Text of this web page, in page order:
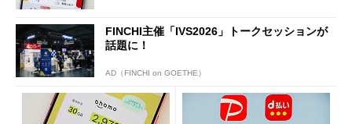
FINCHI主催「IVS2026」トークセッションが
話題に！
AD（FINCHI on GOETHE）